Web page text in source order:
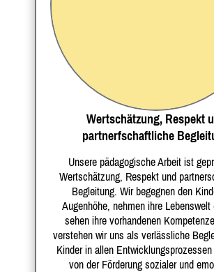
Wertschätzung, Respekt
partnerfschaftliche
Unsere pädagogische Arbeit ist
Wertschätzung, Respekt und
Begleitung. Wir begegnen den
Augenhöhe, nehmen ihre Lebenswelt
sehen ihre vorhandenen
verstehen wir uns als verlässliche
Kinder in allen
von der Förderung sozialer und